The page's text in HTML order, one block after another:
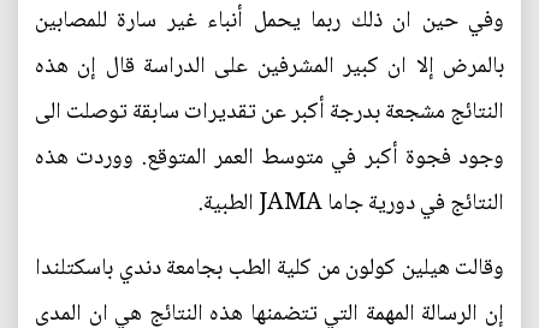
وفي حين ان ذلك ربما يحمل أنباء غير سارة للمصابين
بالمرض إلا ان كبير المشرفين على الدراسة قال إن هذه
النتائج مشجعة بدرجة أكبر عن تقديرات سابقة توصلت الى
وجود فجوة أكبر في متوسط العمر المتوقع. ووردت هذه
النتائج في دورية جاما JAMA الطبية.
وقالت هيلين كولون من كلية الطب بجامعة دندي باسكتلندا
إن الرسالة المهمة التي تتضمنها هذه النتائج هي ان المدى